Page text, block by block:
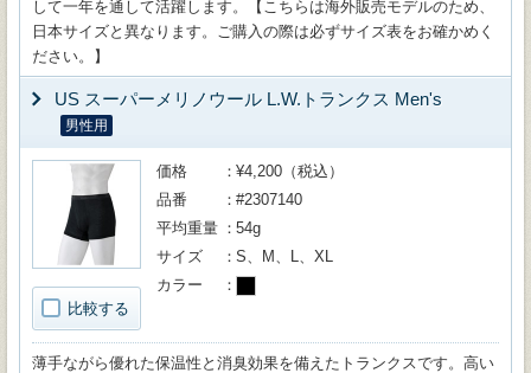
して一年を通して活躍します。【こちらは海外販売モデルのため、
日本サイズと異なります。ご購入の際は必ずサイズ表をお確かめく
ださい。】
US スーパーメリノウール L.W.トランクス Men's
男性用
比較する
価格
¥4,200（税込）
品番
#2307140
平均重量
54g
サイズ
S、M、L、XL
カラー
薄手ながら優れた保温性と消臭効果を備えたトランクスです。高い